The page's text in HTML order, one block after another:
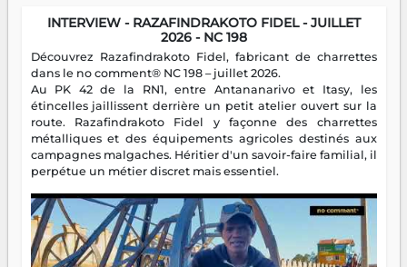
INTERVIEW - RAZAFINDRAKOTO FIDEL - JUILLET
2026 - NC 198
Découvrez Razafindrakoto Fidel, fabricant de charrettes
dans le no comment® NC 198 – juillet 2026.
Au PK 42 de la RN1, entre Antananarivo et Itasy, les
étincelles jaillissent derrière un petit atelier ouvert sur la
route. Razafindrakoto Fidel y façonne des charrettes
métalliques et des équipements agricoles destinés aux
campagnes malgaches. Héritier d'un savoir-faire familial, il
perpétue un métier discret mais essentiel.